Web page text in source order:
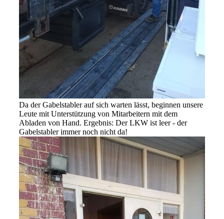
Da der Gabelstabler auf sich warten lässt, beginnen unsere
Leute mit Unterstützung von Mitarbeitern mit dem
Abladen von Hand. Ergebnis: Der LKW ist leer - der
Gabelstabler immer noch nicht da!